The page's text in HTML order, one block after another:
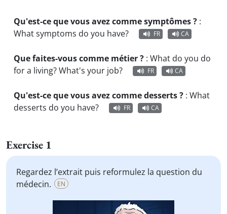
Qu'est-ce que vous avez comme symptômes ? :
What symptoms do you have?
FR CA
Que faites-vous comme métier ? : What do you do
for a living? What's your job?
FR CA
Qu'est-ce que vous avez comme desserts ? : What
desserts do you have?
FR CA
Exercise 1
Regardez l’extrait puis reformulez la question du
médecin.
EN